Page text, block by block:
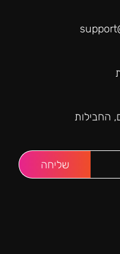
החבילות
שליחה